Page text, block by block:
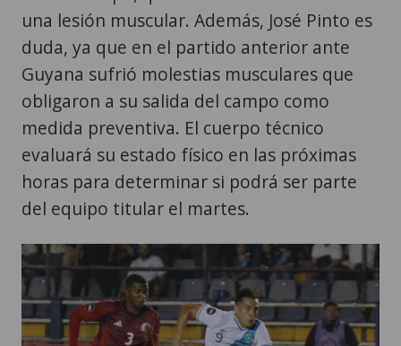
una lesión muscular. Además, José Pinto es
duda, ya que en el partido anterior ante
Guyana sufrió molestias musculares que
obligaron a su salida del campo como
medida preventiva. El cuerpo técnico
evaluará su estado físico en las próximas
horas para determinar si podrá ser parte
del equipo titular el martes.